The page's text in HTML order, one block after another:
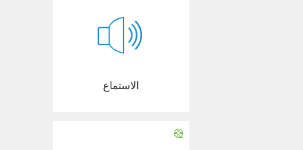
الاستماع